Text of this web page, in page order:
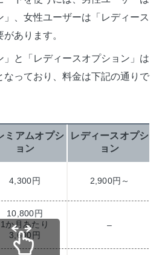
」、女性ユーザーは「レディース
あります。
」と「レディースオプション」は
なっており、料金は下記の通りで
ミアムオプシ
ョン
レディースオプシ
ョン
4,300円 2,900円～
10,800円
1か月あたり
3,600円
–